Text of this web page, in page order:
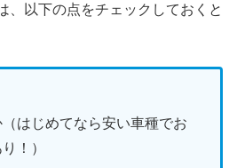
、以下の点をチェックしておくと
はじめてなら安い車種でお
！）